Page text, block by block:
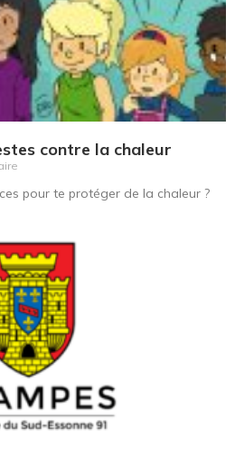
contre la chaleur
pour te protéger de la chaleur ?